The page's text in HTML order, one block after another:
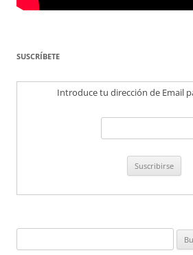
SUSCRÍBETE
Introduce tu dirección de Email